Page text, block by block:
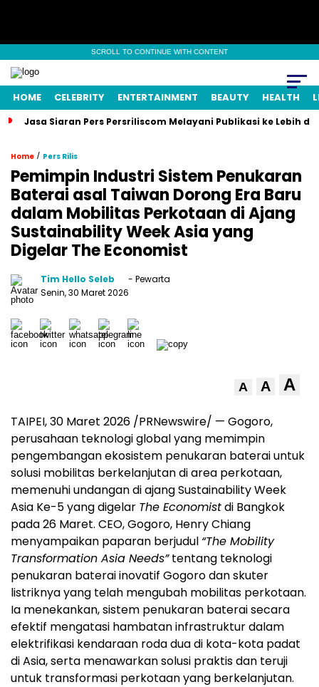
SCROLL TO CONTINUE WITH CONTENT
HOME CELEBRITY ENTERTAINMENT BEAUTY HEALTH
Jasa Siaran Pers Persriliscom Melayani Publikasi ke Lebih
Home / Pers Rilis
Pemimpin Industri Sistem Penukaran
Baterai asal Taiwan Dorong Era Baru
dalam Mobilitas Perkotaan di Ajang
Sustainability Week Asia yang
Digelar The Economist
Tim Hello Seleb
- Pewarta
Senin, 30 Maret 2026
A A A
TAIPEI, 30 Maret 2026 /PRNewswire/ — Gogoro,
perusahaan teknologi global yang memimpin
pengembangan ekosistem penukaran baterai untuk
solusi mobilitas berkelanjutan di area perkotaan,
memenuhi undangan di ajang Sustainability Week
Asia Ke-5 yang digelar The Economistdi Bangkok
pada 26 Maret. CEO, Gogoro, Henry Chiang
menyampaikan paparan berjudul “The Mobility
Transformation Asia Needs”tentang teknologi
penukaran baterai inovatif Gogoro dan skuter
listriknya yang telah mengubah mobilitas perkotaan.
Ia menekankan, sistem penukaran baterai secara
efektif mengatasi hambatan infrastruktur dalam
elektrifikasi kendaraan roda dua di kota-kota padat
di Asia, serta menawarkan solusi praktis dan teruji
untuk transformasi perkotaan yang berkelanjutan.